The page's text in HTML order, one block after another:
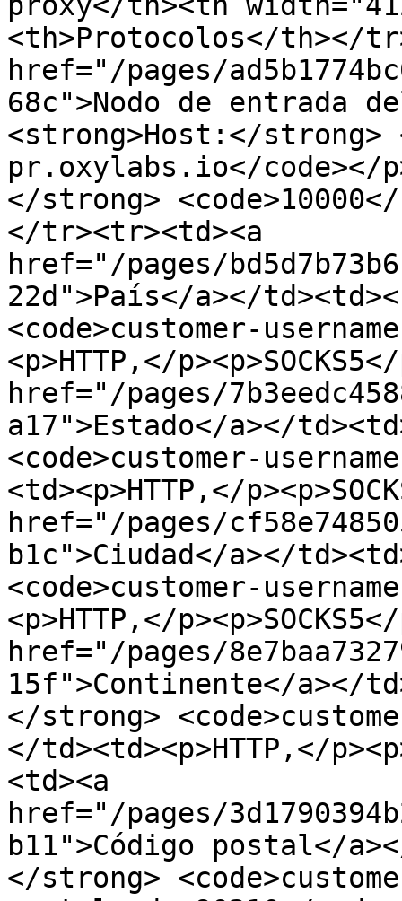
<th>Protocolos</th></
href="/pages/
68c">Nodo de entrada
<strong>Host:</strong>
pr.oxylabs.io</code></
</strong>
</tr><tr><td><a
href="/pages/
22d">País</a></
<code>customer-
<p>HTTP,</
href="/pages/
a17">Estado</a></
<code>customer-
<td><p>HTTP,</
href="/pages/
b1c">Ciudad</a></
<code>customer-
<p>HTTP,</
href="/pages/
15f">Continente</a></
</strong>
</td><td><p>HTTP,</
<td><a
href="/pages/
b11">Código postal</
</strong>